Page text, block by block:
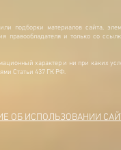
подборки материалов сайта,
правообладателя и только со
характер и ни при каких
Статьи 437 ГК РФ.
ОБ ИСПОЛЬЗОВАНИИ